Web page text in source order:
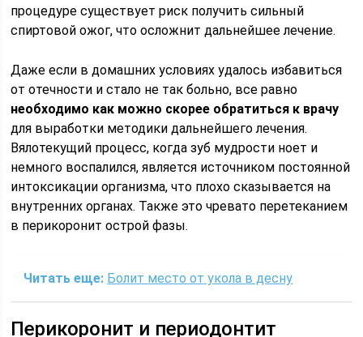
процедуре существует риск получить сильный
спиртовой ожог, что осложнит дальнейшее лечение.
Даже если в домашних условиях удалось избавиться
от отечности и стало не так больно, все равно
необходимо как можно скорее обратиться к врачу
для выработки методики дальнейшего лечения.
Вялотекущий процесс, когда зуб мудрости ноет и
немного воспалился, является источником постоянной
интоксикации организма, что плохо сказывается на
внутренних органах. Также это чревато перетеканием
в перикоронит острой фазы.
Читать еще: Болит место от укола в десну
Перикоронит и периодонтит